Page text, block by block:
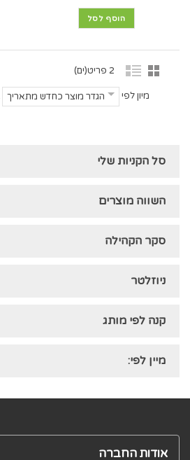
הוסף לסל
2 פריט(ים)
מיון לפי הגדר מוצר כחדש מתאריך
סל הקניות שלי
השווה מוצרים
סקר הקהילה
ניוזלטר
קנה לפי מותג
מיין לפי:
אודות החברה